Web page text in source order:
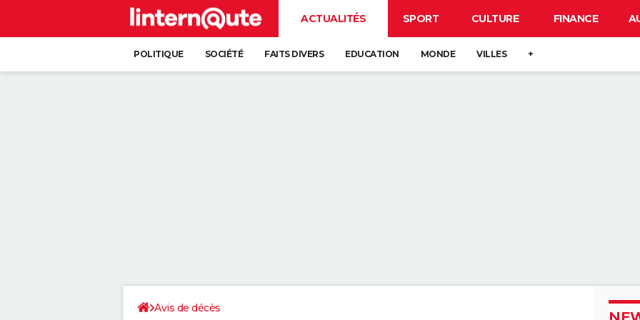
ACTUALITÉS SPORT CULTURE FINANCE
POLITIQUE SOCIÉTÉ FAITS DIVERS EDUCATION MONDE VILLES +
Avis de décès